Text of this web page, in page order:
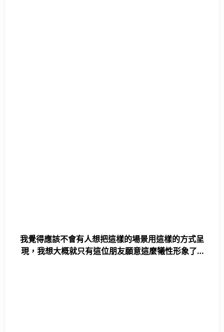
我覺得應該不會有人想把這樣的場景用這樣的方式呈
現，我想大概就只有這位朋友願意這麼犧性形象了…